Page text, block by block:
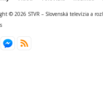
© 2026 STVR – Slovenská televízia a